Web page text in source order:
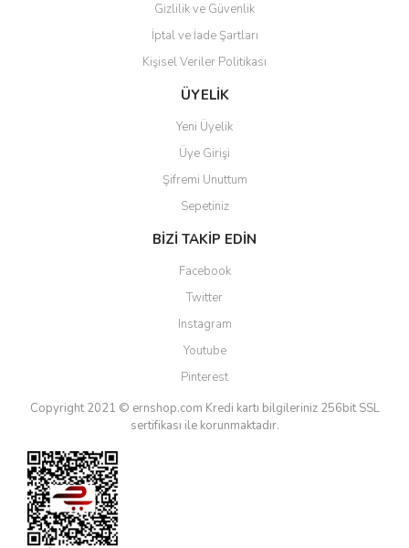
Gönder
Gizlilik ve Güvenlik
İptal ve İade Şartları
Kişisel Veriler Politikası
ÜYELİK
Yeni Üyelik
Üye Girişi
Şifremi Unuttum
Sepetiniz
BİZİ TAKİP EDİN
Facebook
Twitter
Instagram
Youtube
Pinterest
Copyright 2021 © ernshop.com Kredi kartı bilgileriniz 256bit SSL
sertifikası ile korunmaktadır.